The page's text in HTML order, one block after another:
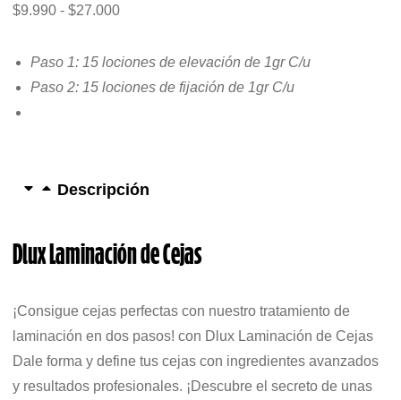
$9.990 - $27.000
Paso 1: 15 lociones de elevación de 1gr C/u
Paso 2: 15 lociones de fijación de 1gr C/u
Descripción
Dlux Laminación de Cejas
¡Consigue cejas perfectas con nuestro tratamiento de
laminación en dos pasos! con Dlux Laminación de Cejas
Dale forma y define tus cejas con ingredientes avanzados
y resultados profesionales. ¡Descubre el secreto de unas